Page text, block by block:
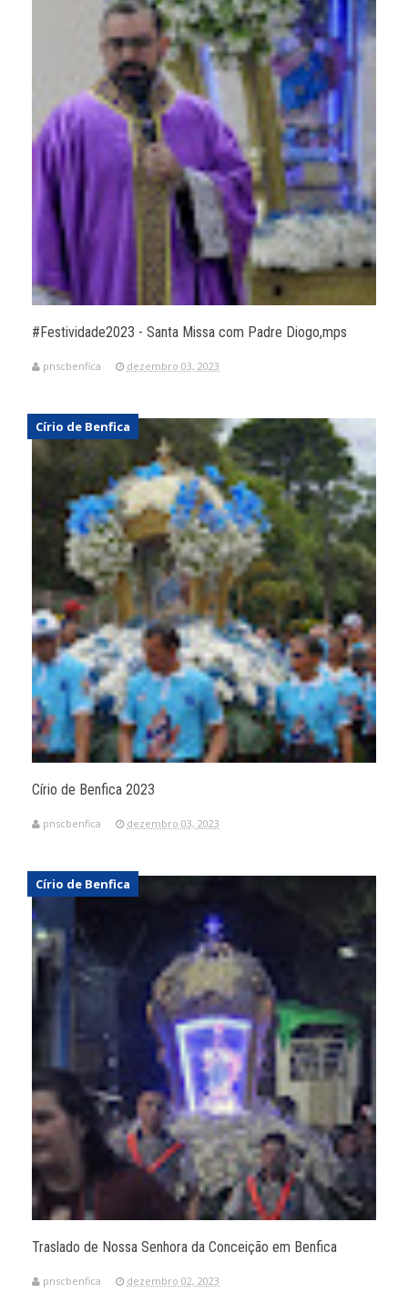
#Festividade2023 - Santa Missa com Padre Diogo,mps
pnscbenfica dezembro 03, 2023
Círio de Benfica 2023
Círio de Benfica
pnscbenfica dezembro 03, 2023
Traslado de Nossa Senhora da Conceição em Benfica
Círio de Benfica
pnscbenfica dezembro 02, 2023